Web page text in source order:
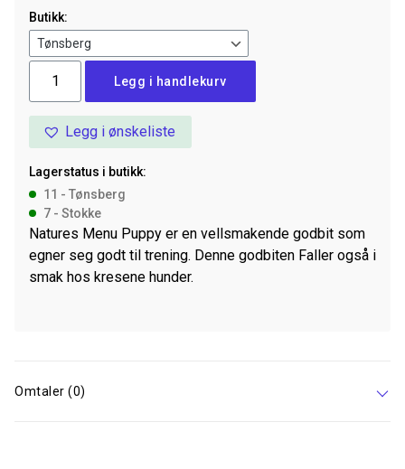
Butikk:
Snacks
Hund
Puppy
60
g
antall
Legg i handlekurv
Legg i ønskeliste
Lagerstatus i butikk:
11 - Tønsberg
7 - Stokke
Natures Menu Puppy er en vellsmakende godbit som
egner seg godt til trening. Denne godbiten Faller også i
smak hos kresene hunder.
Omtaler (0)